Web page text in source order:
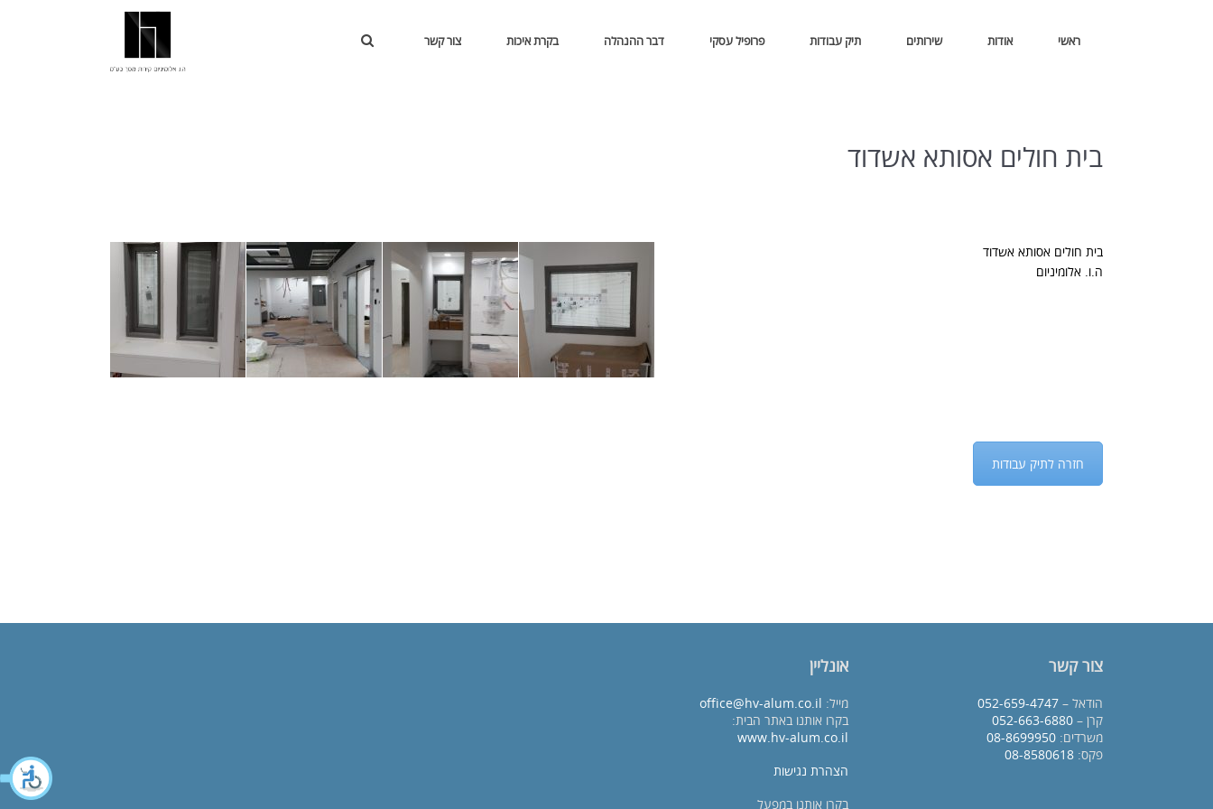
ראשי אודות שירותים תיק עבודות פרופיל עסקי דבר ההנהלה בקרת איכות צור קשר
בית חולים אסותא אשדוד
בית חולים אסותא אשדוד
ה.ו. אלומיניום
חזרה לתיק עבודות
אונליין
מייל: office@hv-alum.co.il
בקרו אותנו באתר הבית:
www.hv-alum.co.il
הצהרת נגישות
בקרו אותנו במפעל
צור קשר
הודאל – 052-659-4747
קרן – 052-663-6880
משרדים: 08-8699950
פקס: 08-8580618